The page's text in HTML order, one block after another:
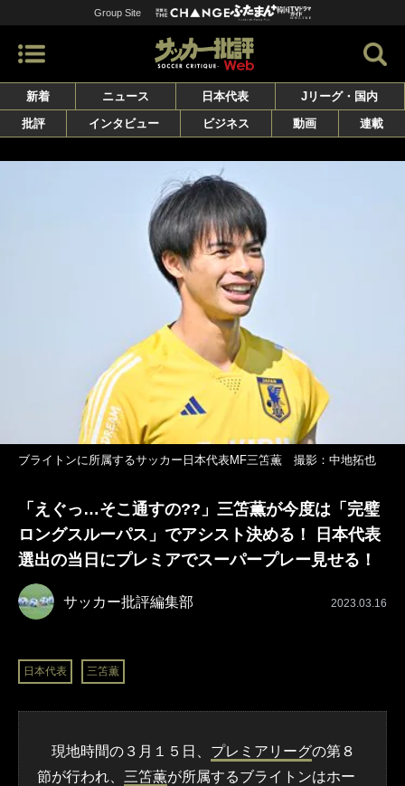
Group Site
新着 ニュース 日本代表
Jリーグ・国内
批評
インタビュー ビジネス 動画 連載
ブライトンに所属するサッカー日本代表MF三笘薫 撮影：中地拓也
「えぐっ…そこ通すの??」三笘薫が今度は「完璧
ロングスルーパス」でアシスト決める！ 日本代表
選出の当日にプレミアでスーパープレー見せる！
サッカー批評編集部 2023.03.16
日本代表 三笘薫
現地時間の３月１５日、 プレミアリーグの第８
節が行われ、 三笘薫が所属するブライトンはホー